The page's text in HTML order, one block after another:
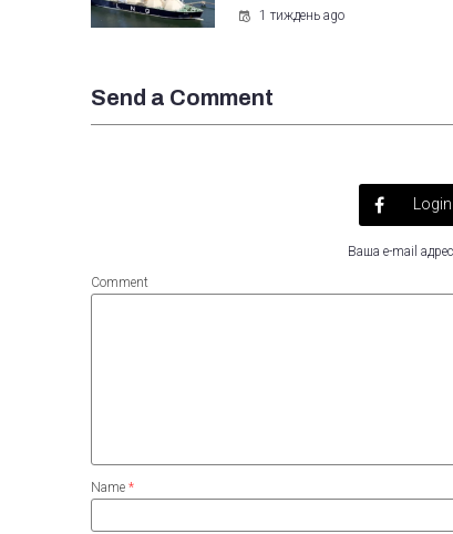
1 тиждень ago
Send a Comment
Ваша e-mail
Comment
Name *